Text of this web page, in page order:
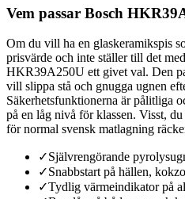
Vem passar Bosch
Om du vill ha en glaskeramikspis
prisvärde och inte ställer till det
HKR39A250U ett givet val. Den
vill slippa stå och gnugga ugnen
Säkerhetsfunktionerna är pålitliga
på en låg nivå för klassen. Visst,
för normal svensk matlagning
✓Självrengörande
✓Snabbstart på hällen,
✓Tydlig värmeindikator på